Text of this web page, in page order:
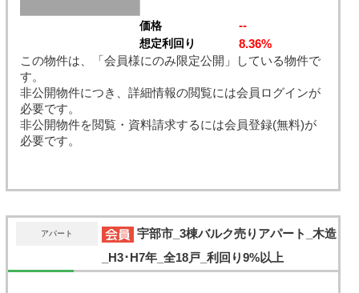
価格 --
想定利回り
8.36%
この物件は、「会員様にのみ限定公開」している物件で
す。
非公開物件につき、詳細情報の閲覧には会員ログインが
必要です。
非公開物件を閲覧・資料請求するには会員登録(無料)が
必要です。
アパート
宇部市_3棟バルク売りアパート_木造
_H3･H7年_全18戸_利回り9%以上